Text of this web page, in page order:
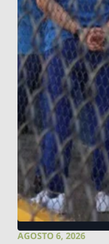
AGOSTO 6, 2026